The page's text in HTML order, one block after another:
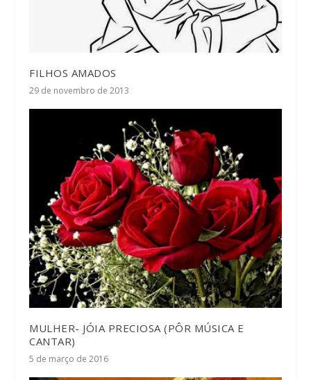
FILHOS AMADOS
29 de novembro de 2013
MULHER- JÓIA PRECIOSA (PÔR MÚSICA E
CANTAR)
5 de março de 2016